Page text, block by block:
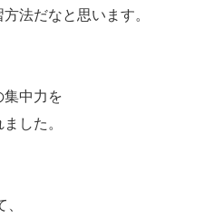
法だなと思います。
集中力を
した。